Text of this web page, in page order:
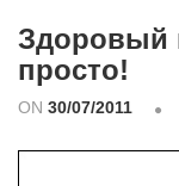
Здоровый
просто!
ON 30/07/2011